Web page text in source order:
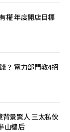
權 年度開店目標
？ 電力部門教4招
景驚人 三太私伙
山樓后